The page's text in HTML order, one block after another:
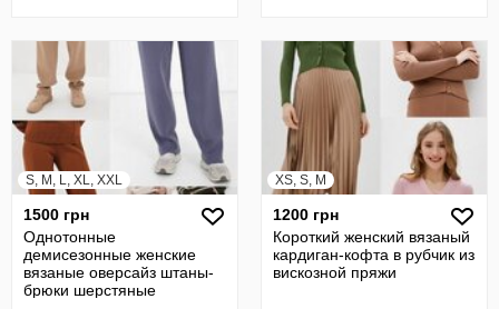
S, M, L, XL, XXL
1500 грн
Однотонные
демисезонные женские
вязаные оверсайз штаны-
брюки шерстяные
XS, S, M
1200 грн
Короткий женский вязаный
кардиган-кофта в рубчик из
вискозной пряжи